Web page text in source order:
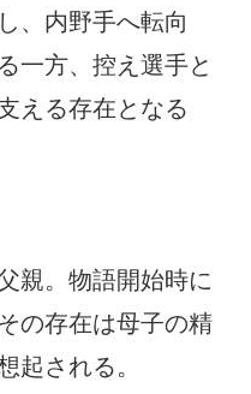
、内野手へ転向
一方、控え選手と
える存在となる
親。物語開始時に
の存在は母子の精
起される。